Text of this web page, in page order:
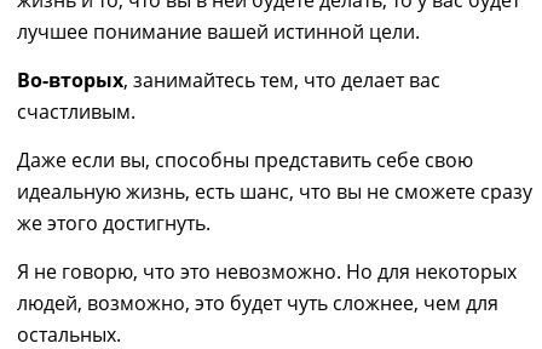
лучшее понимание вашей истинной цели.
Во-вторых, занимайтесь тем, что делает вас
счастливым.
Даже если вы, способны представить себе свою
идеальную жизнь, есть шанс, что вы не сможете сразу
же этого достигнуть.
Я не говорю, что это невозможно. Но для некоторых
людей, возможно, это будет чуть сложнее, чем для
остальных.